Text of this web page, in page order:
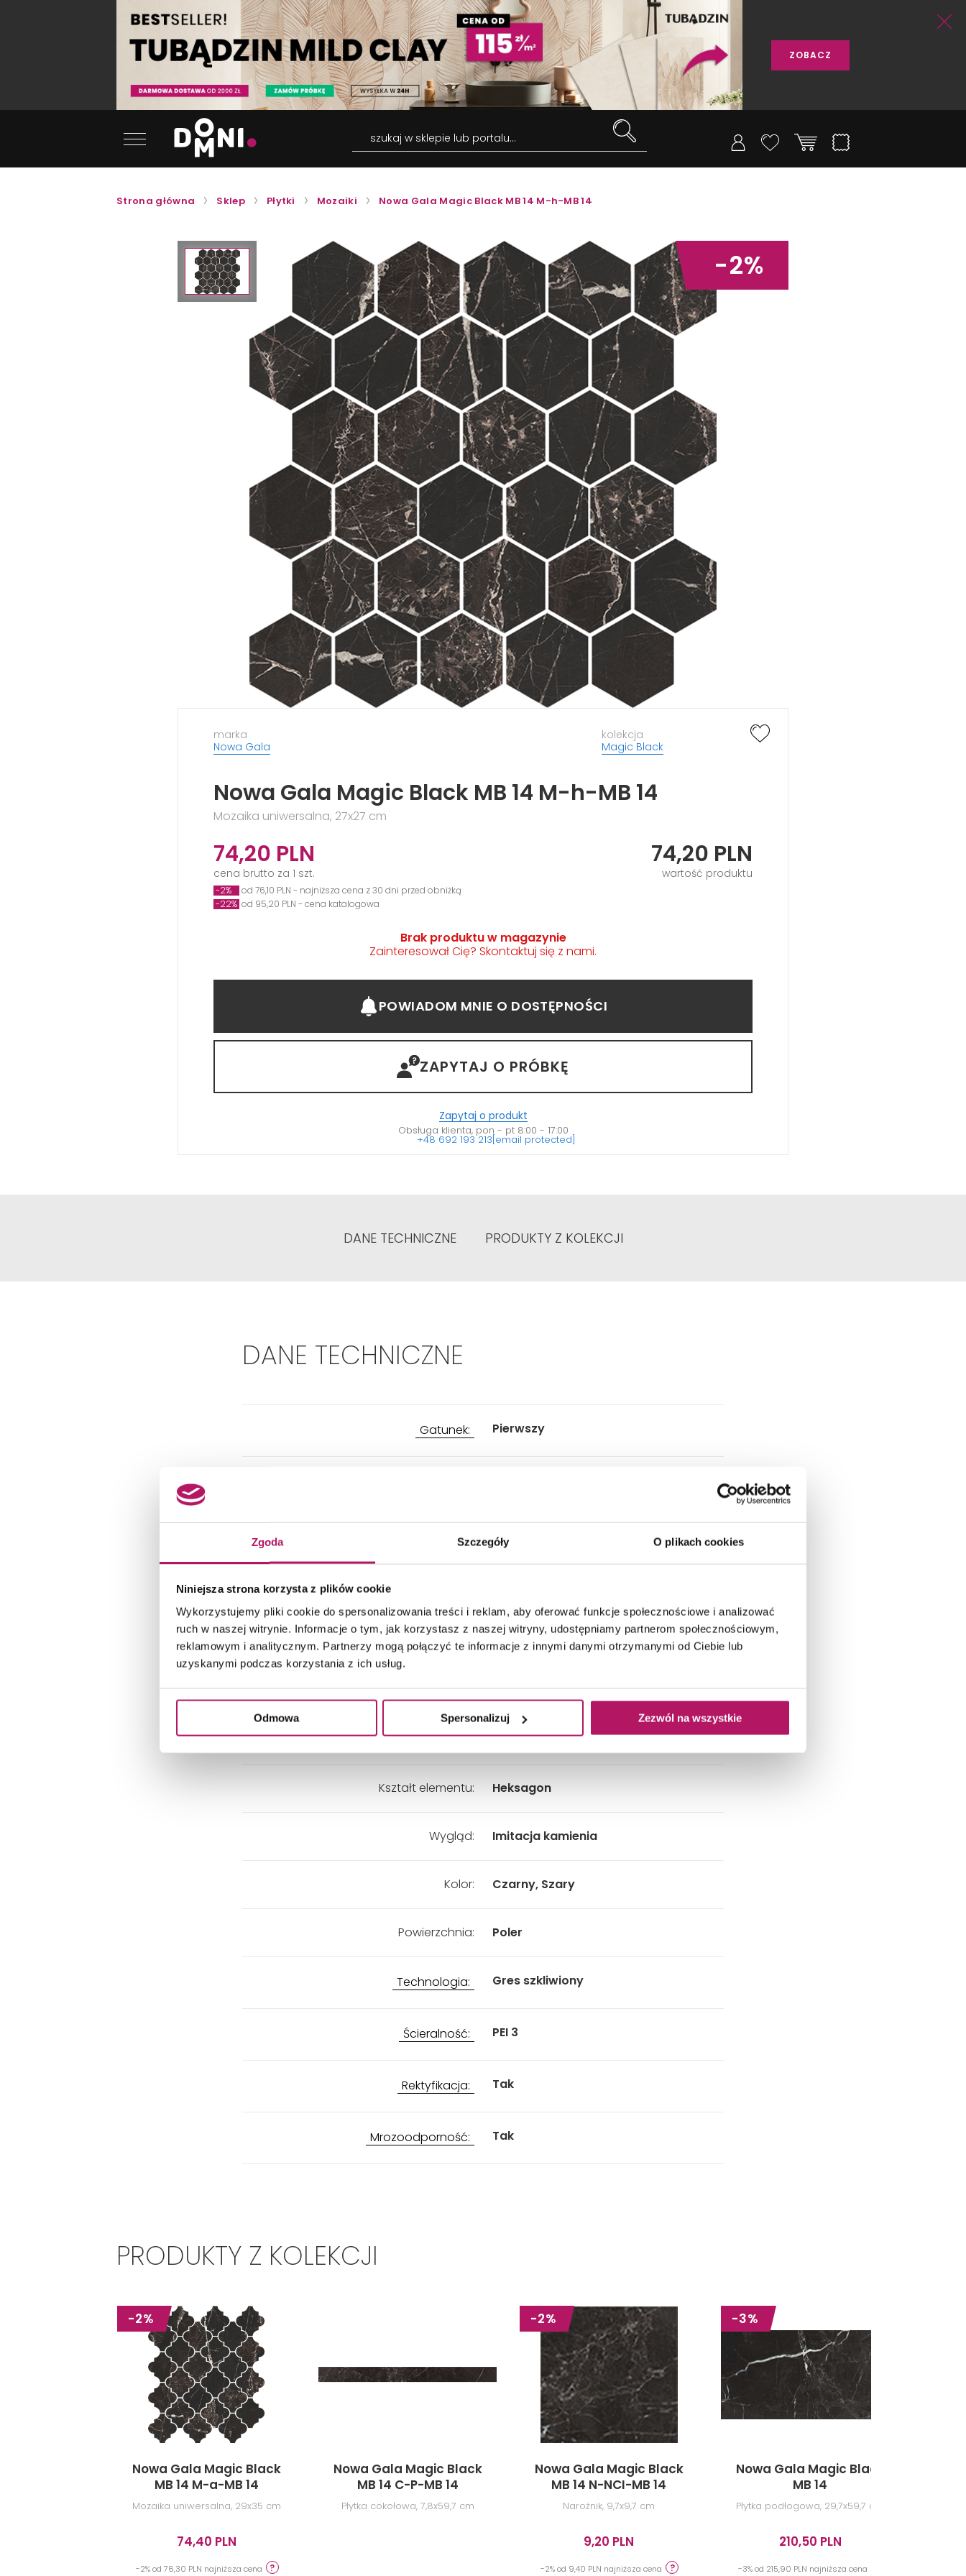
Zgoda Szczegóły O plikach cookies
Niniejsza strona korzysta z plików cookie
Wykorzystujemy pliki cookie do spersonalizowania treści i reklam, aby oferować funkcje społecznościowe i analizować
ruch w naszej witrynie. Informacje o tym, jak korzystasz z naszej witryny, udostępniamy partnerom społecznościowym,
reklamowym i analitycznym. Partnerzy mogą połączyć te informacje z innymi danymi otrzymanymi od Ciebie lub
uzyskanymi podczas korzystania z ich usług.
Odmowa Spersonalizuj Zezwól na wszystkie
ZOBACZ
szukaj w sklepie lub portalu...
Strona główna Sklep Płytki Mozaiki Nowa Gala Magic Black MB 14 M-h-MB 14
-2%
marka
Nowa Gala
kolekcja
Magic Black
Nowa Gala Magic Black MB 14 M-h-MB 14
Mozaika uniwersalna, 27x27 cm
74,20 PLN
cena brutto za 1 szt.
74,20 PLN
wartość produktu
-2%
od 76,10 PLN - najniższa cena z 30 dni przed obniżką
-22% od 95,20 PLN - cena katalogowa
Brak produktu w magazynie
Zainteresował Cię? Skontaktuj się z nami.
POWIADOM MNIE O DOSTĘPNOŚCI
ZAPYTAJ O PRÓBKĘ
Zapytaj o produkt
Obsługa klienta, pon - pt 8:00 - 17:00
+48 692 193 213[email protected]
DANE TECHNICZNE PRODUKTY Z KOLEKCJI
DANE TECHNICZNE
Gatunek: Pierwszy
przedpokój, Kuchnia
Szerokość: 270 mm
Grubość: 8,5 mm
Kształt: Inny
Kształt elementu: Heksagon
Wygląd: Imitacja kamienia
Kolor: Czarny, Szary
Powierzchnia: Poler
Technologia: Gres szkliwiony
Ścieralność: PEI 3
Rektyfikacja: Tak
Mrozoodporność: Tak
PRODUKTY Z KOLEKCJI
-2%
Nowa Gala Magic Black
MB 14 M-a-MB 14
Mozaika uniwersalna, 29x35 cm
74,40 PLN
-2% od 76,30 PLN najniższa cena
Nowa Gala Magic Black
MB 14 C-P-MB 14
Płytka cokołowa, 7,8x59,7 cm
-2%
Nowa Gala Magic Black
MB 14 N-NCI-MB 14
Narożnik, 9,7x9,7 cm
9,20 PLN
-2% od 9,40 PLN najniższa cena
-3%
Nowa Gala Magic Black
MB 14
Płytka podłogowa, 29,7x59,7 cm
210,50 PLN
-3% od 215,90 PLN najniższa cena